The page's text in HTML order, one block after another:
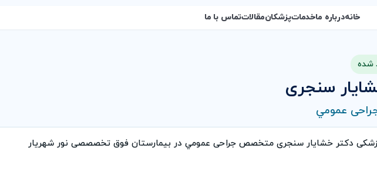
خانهدرباره ماخدماتپزشکانمقالاتتماس با ما
شده
سنجری
عمومي
دکتر خشایار سنجری متخصص جراحی عمومي در بیمارستان فوق تخصصصی نور شهریار